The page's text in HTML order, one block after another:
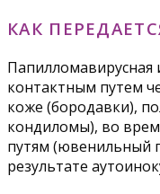
КАК
Папилломавирусная
контактным путем
коже (бородавки),
кондиломы), во
путям (ювенильный
результате